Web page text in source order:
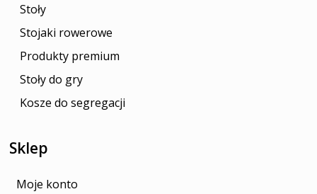
Stoły
Stojaki rowerowe
Produkty premium
Stoły do gry
Kosze do segregacji
Sklep
Moje konto